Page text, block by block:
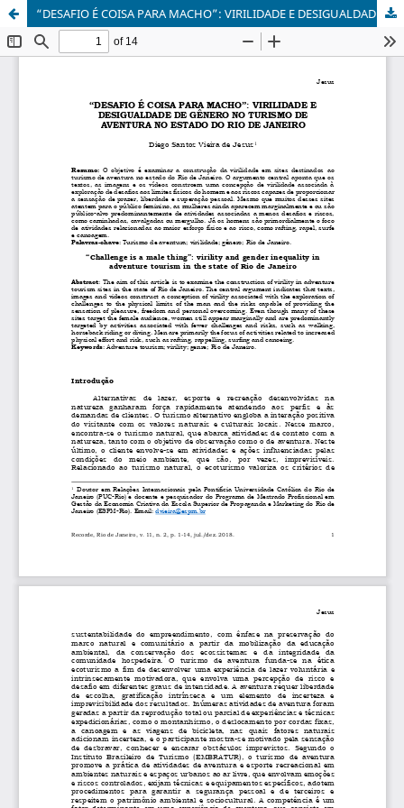
“DESAFIO É COISA PARA MACHO”: VIRILIDADE E DESIGUALDADE DE GÊNERO NO TURISMO DE AVENTURA NO ESTADO DO RIO DE JANEIRO